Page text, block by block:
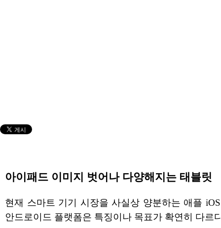
아이패드 이미지 벗어나 다양해지는 태블릿
현재 스마트 기기 시장을 사실상 양분하는 애플
안드로이드 플랫폼은 특징이나 목표가 확연히 다르